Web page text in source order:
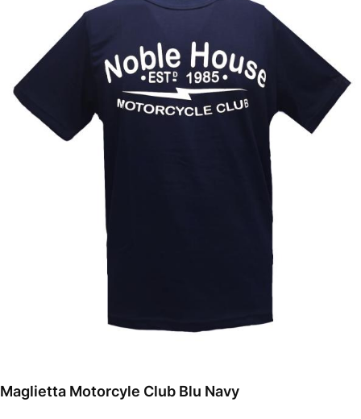
Maglietta Motorcyle Club Blu Navy